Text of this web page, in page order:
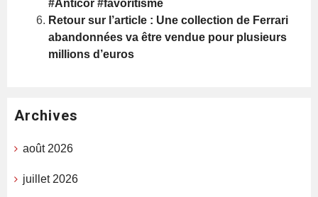
#Anticor #favoritisme
Retour sur l’article : Une collection de Ferrari
abandonnées va être vendue pour plusieurs
millions d’euros
Archives
août 2026
juillet 2026